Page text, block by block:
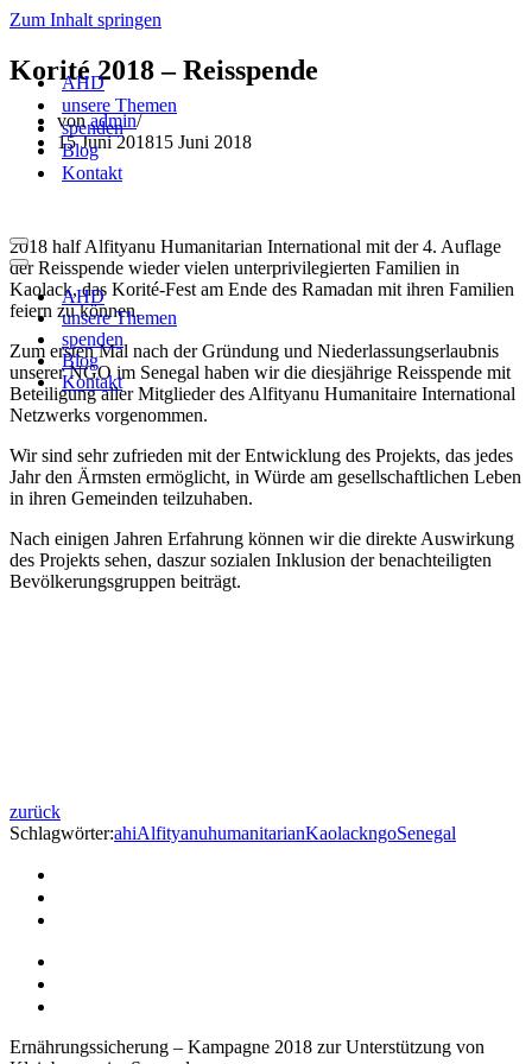
Zum Inhalt springen
AHD
unsere Themen
spenden
Blog
Kontakt
Navigationsmenü
Navigationsmenü
AHD
unsere Themen
spenden
Blog
Kontakt
Korité 2018 – Reisspende
vonadmin
15 Juni 201815 Juni 2018
2018 half Alfityanu Humanitarian International mit der 4. Auflage
der Reisspende wieder vielen unterprivilegierten Familien in
Kaolack, das Korité-Fest am Ende des Ramadan mit ihren Familien
feiern zu können.
Zum ersten Mal nach der Gründung und Niederlassungserlaubnis
unserer NGO im Senegal haben wir die diesjährige Reisspende mit
Beteiligung aller Mitglieder des Alfityanu Humanitaire International
Netzwerks vorgenommen.
Wir sind sehr zufrieden mit der Entwicklung des Projekts, das jedes
Jahr den Ärmsten ermöglicht, in Würde am gesellschaftlichen Leben
in ihren Gemeinden teilzuhaben.
Nach einigen Jahren Erfahrung können wir die direkte Auswirkung
des Projekts sehen, daszur sozialen Inklusion der benachteiligten
Bevölkerungsgruppen beiträgt.
zurück
Schlagwörter:ahiAlfityanuhumanitarianKaolackngoSenegal
Ernährungssicherung – Kampagne 2018 zur Unterstützung von